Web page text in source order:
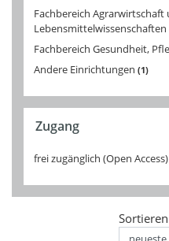
Fachbereich Agrarwirtschaft
Lebensmittelwissenschaften
Fachbereich Gesundheit,
Andere Einrichtungen 1
Zugang
frei zugänglich (Open Access)